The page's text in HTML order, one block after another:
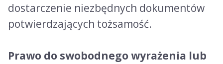
dostarczenie niezbędnych dokumentów
potwierdzających tożsamość.
Prawo do swobodnego wyrażenia lub